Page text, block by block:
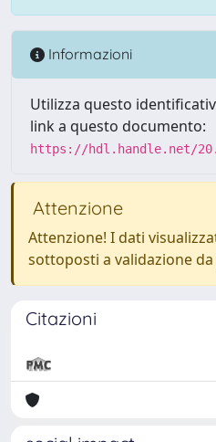
Informazioni
Utilizza questo
link a questo documento:
https://hdl.handle.net/
Attenzione
Attenzione! I dati
sottoposti a validazione
Citazioni